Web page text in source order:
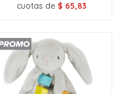
cuotas de $ 65,83